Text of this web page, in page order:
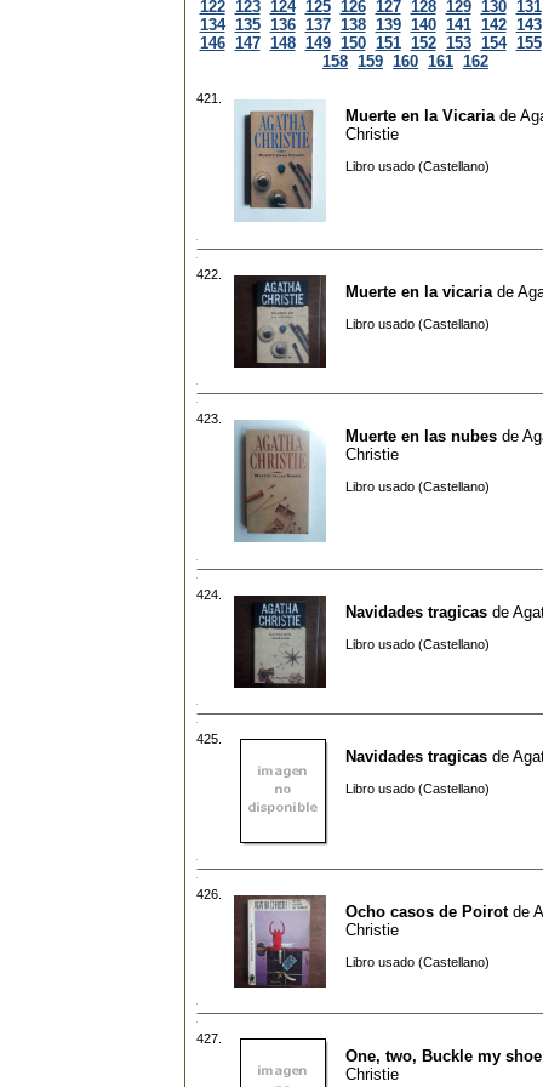
122 123 124 125 126 127 128 129 130 131
134 135 136 137 138 139 140 141 142 143
146 147 148 149 150 151 152 153 154 155
158 159 160 161 162
421.
Muerte en la Vicaria de
Christie
Libro usado (Castellano)
422.
Muerte en la vicaria de
Libro usado (Castellano)
423.
Muerte en las nubes de
Christie
Libro usado (Castellano)
424.
Navidades tragicas de
Libro usado (Castellano)
425.
Navidades tragicas de
Libro usado (Castellano)
426.
Ocho casos de Poirotde
Christie
Libro usado (Castellano)
427.
One, two, Buckle my shoe
Christie